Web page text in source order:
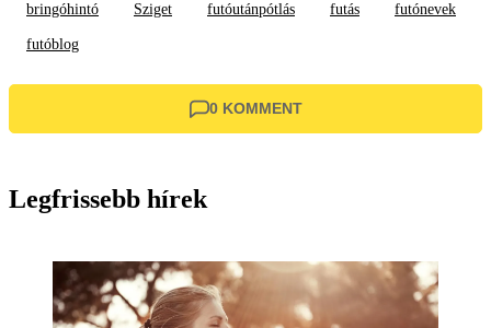
bringóhintó Sziget futóutánpótlás futás futónevek
futóblog
0 KOMMENT
Legfrissebb hírek